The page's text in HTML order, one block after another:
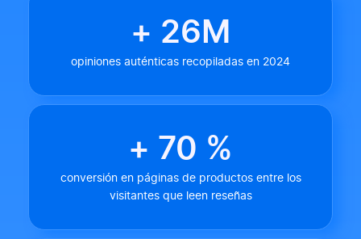
+ 26M
opiniones auténticas recopiladas en 2024
+ 70 %
conversión en páginas de productos entre los
visitantes que leen reseñas